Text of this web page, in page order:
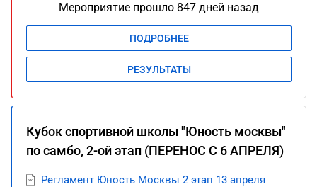
Мероприятие прошло 847 дней назад
ПОДРОБНЕЕ
РЕЗУЛЬТАТЫ
Кубок спортивной школы "Юность москвы"
по самбо, 2-ой этап (ПЕРЕНОС С 6 АПРЕЛЯ)
Регламент Юность Москвы 2 этап 13 апреля